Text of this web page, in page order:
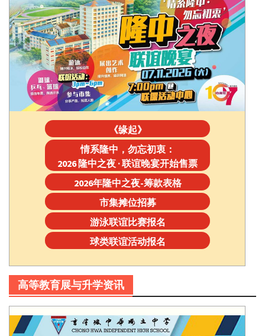
《缘起》
情系隆中，勿忘初衷：
2026 隆中之夜 · 联谊晚宴开始售票
2026年隆中之夜-筹款表格
市集摊位招募
游泳联谊比赛报名
球类联谊活动报名
高等教育展与升学资讯